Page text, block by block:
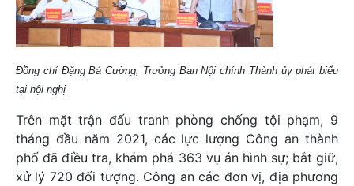
Đồng chí Đặng Bá Cường, Trưởng Ban Nội chính Thành ủy phát biểu
tại hội nghị
Trên mặt trận đấu tranh phòng chống tội phạm, 9
tháng đầu năm 2021, các lực lượng Công an thành
phố đã điều tra, khám phá 363 vụ án hình sự; bắt giữ,
xử lý 720 đối tượng. Công an các đơn vị, địa phương